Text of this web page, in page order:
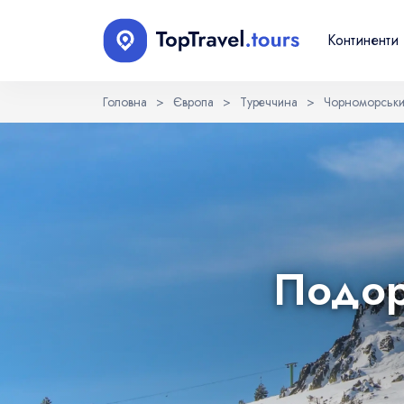
Континенти
Головна > Європа > Туреччина >